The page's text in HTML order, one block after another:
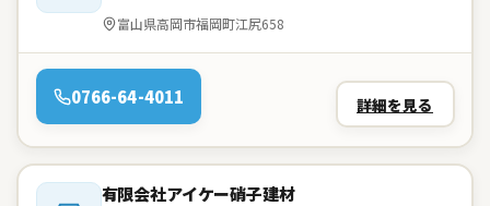
住所：富山県高岡市福岡町江尻658
電話：
0766-64-4011 詳細を見る
会社名：
有限会社アイケー硝子建材